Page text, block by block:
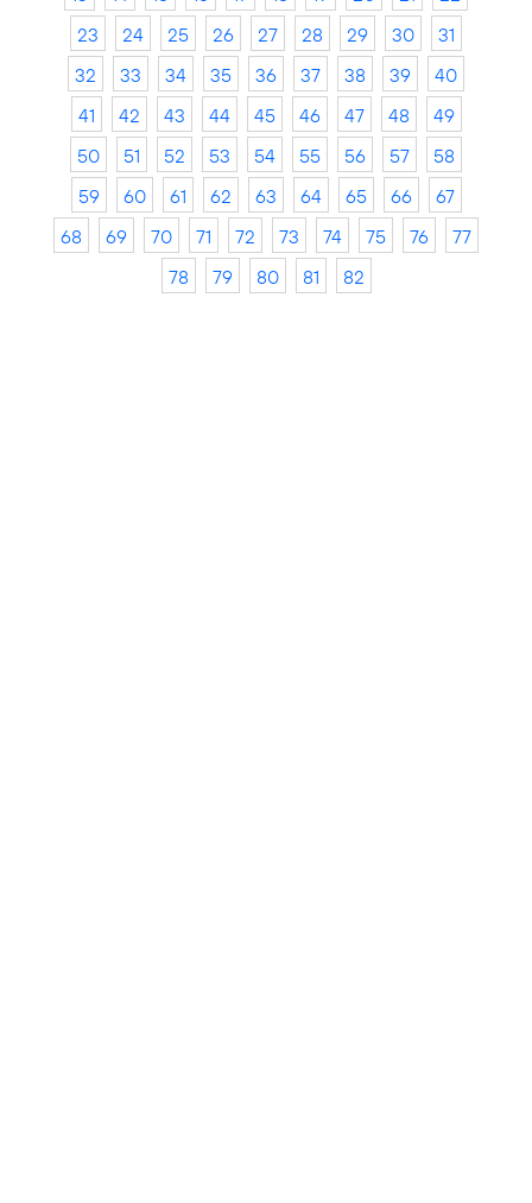
23
24 25 26 27 28 29 30
31
32
33 34 35 36 37 38 39
40
41
42 43 44 45 46 47 48
49
50
51 52 53 54 55 56 57
58
59
60 61 62 63 64 65 66
67
68
69 70 71 72 73 74 75 76
77
78
79 80 81 82